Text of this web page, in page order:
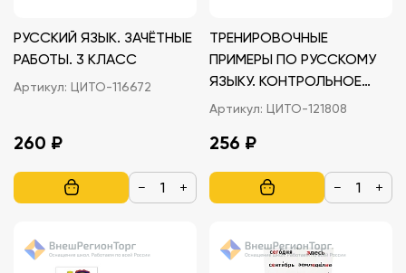
РУССКИЙ ЯЗЫК. ЗАЧЁТНЫЕ
РАБОТЫ. 3 КЛАСС
Артикул: ЦИТО-116672
260 ₽
− +
ТРЕНИРОВОЧНЫЕ
ПРИМЕРЫ ПО РУССКОМУ
ЯЗЫКУ. КОНТРОЛЬНОЕ
СПИСЫВАНИЕ. 2 КЛАСС.
Артикул: ЦИТО-121808
256 ₽
− +